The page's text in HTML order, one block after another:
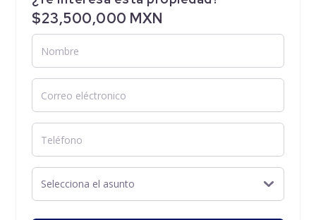
$23,500,000 MXN